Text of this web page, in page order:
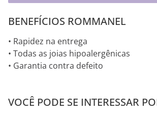
BENEFÍCIOS ROMMANEL
• Rapidez na entrega
• Todas as joias hipoalergênicas
• Garantia contra defeito
VOCÊ PODE SE INTERESSAR